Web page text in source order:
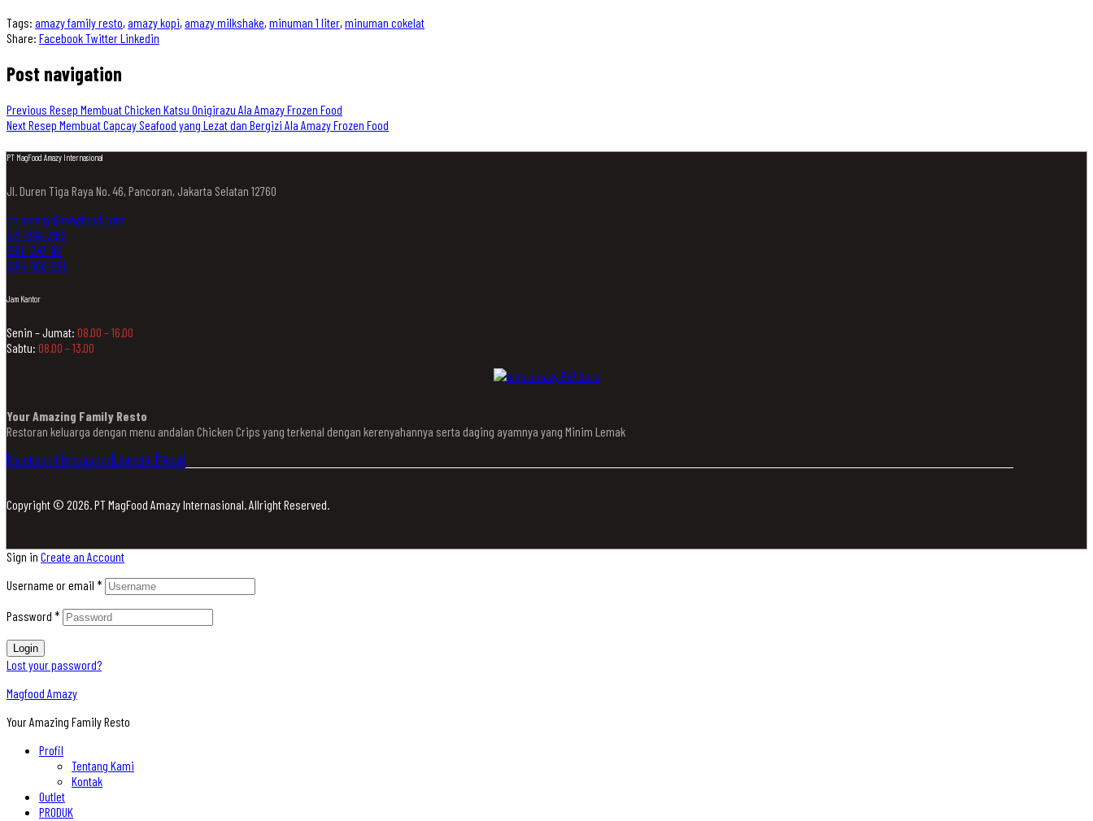
Tags: amazy family resto, amazy kopi, amazy milkshake, minuman 1 liter, minuman cokelat
Share: FacebookTwitterLinkedin
Post navigation
Previous Resep Membuat Chicken Katsu Onigirazu Ala Amazy Frozen Food
NextResep Membuat Capcay Seafood yang Lezat dan Bergizi Ala Amazy Frozen Food
PT MagFood Amazy Internasional
Jl. Duren Tiga Raya No. 46, Pancoran, Jakarta Selatan 12760
cs.amazy@magfood.com
021-7919-3162
0811-1347-161
0816-866-251
Jam Kantor
Senin – Jumat: 08.00 – 16.00
Sabtu: 08.00 – 13.00
Your Amazing Family Resto
Restoran keluarga dengan menu andalan Chicken Crips yang terkenal dengan kerenyahannya serta daging ayamnya yang Minim Lemak
Facebook-f Instagram Linkedin Tiktok
Copyright © 2026. PT MagFood Amazy Internasional. Allright Reserved.
Sign in Create an Account
Username or email *
Password *
Login
Lost your password?
Magfood Amazy
Your Amazing Family Resto
Profil
Tentang Kami
Kontak
Outlet
PRODUK